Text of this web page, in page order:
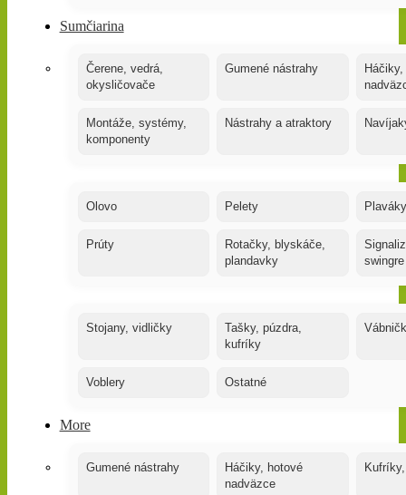
Sumčiarina
Čerene, vedrá,
okysličovače
Gumené nástrahy
Montáže, systémy,
komponenty
Nástrahy a atraktory
Olovo Pelety
Prúty
Rotačky, blyskáče,
plandavky
swingre
Stojany, vidličky
Tašky, púzdra,
kufríky
Voblery Ostatné
More
Gumené nástrahy
Háčiky, hotové
nadväzce